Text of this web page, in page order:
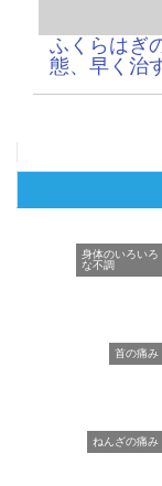
ふくらはぎ
態、早く治
身体のいろいろ
な不調
首の痛み
ねんざの痛み